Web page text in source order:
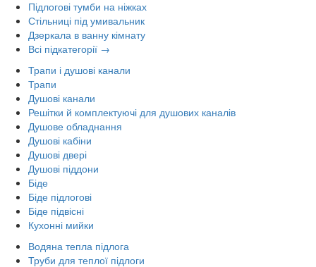
Підлогові тумби на ніжках
Стільниці під умивальник
Дзеркала в ванну кімнату
Всі підкатегорії →
Трапи і душові канали
Трапи
Душові канали
Решітки й комплектуючі для душових каналів
Душове обладнання
Душові кабіни
Душові двері
Душові піддони
Біде
Біде підлогові
Біде підвісні
Кухонні мийки
Водяна тепла підлога
Труби для теплої підлоги